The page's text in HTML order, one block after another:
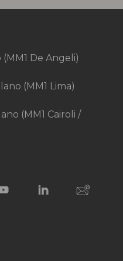
De Angeli)
(MM1 Lima)
(MM1 Cairoli /